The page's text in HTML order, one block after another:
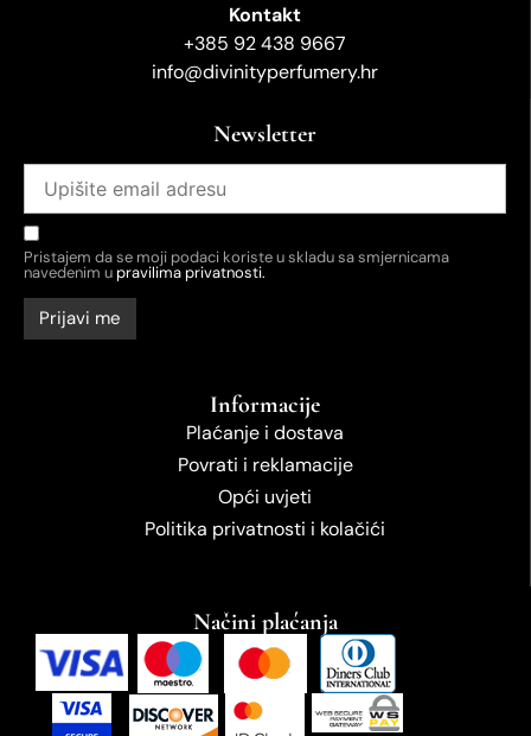
Kontakt
+385 92 438 9667
info@divinityperfumery.hr
Newsletter
Pristajem da se moji podaci koriste u skladu sa smjernicama
navedenim upravilima privatnosti.
Informacije
Plaćanje i dostava
Povrati i reklamacije
Opći uvjeti
Politika privatnosti i kolačići
Načini plaćanja